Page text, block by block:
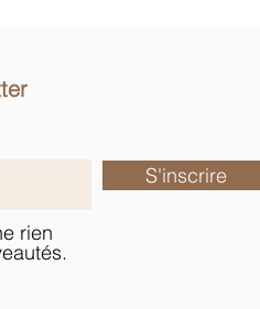
S'inscrire
rien